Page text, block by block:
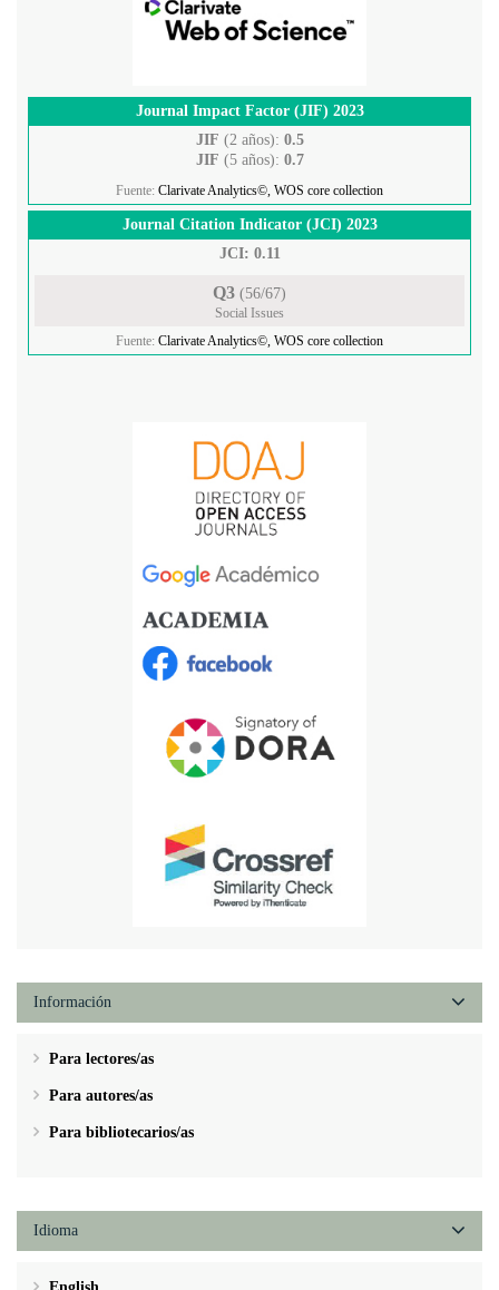
Journal Impact Factor (JIF) 2023
JIF (2 años): 0.5
JIF (5 años): 0.7
Fuente: Clarivate Analytics©, WOS core collection
Journal Citation Indicator (JCI) 2023
JCI: 0.11
Q3 (56/67)
Social Issues
Fuente: Clarivate Analytics©, WOS core collection
Información
Para lectores/as
Para autores/as
Para bibliotecarios/as
Idioma